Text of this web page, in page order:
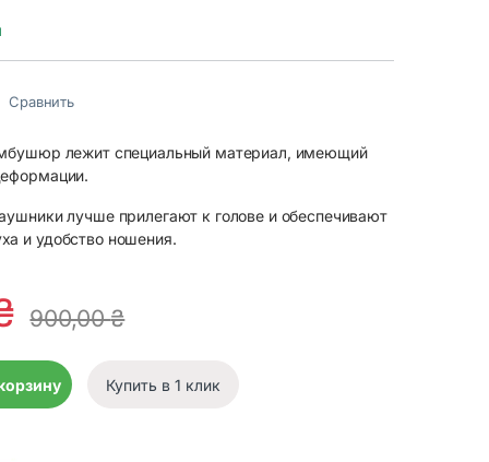
Сравнить
лежит специальный материал, имеющий
лучше прилегают к голове и обеспечивают
и удобство ношения.
900,00₴
наушников Howard Leight Impact Sport/Bolt/Pro quantity
Купить в 1 клик